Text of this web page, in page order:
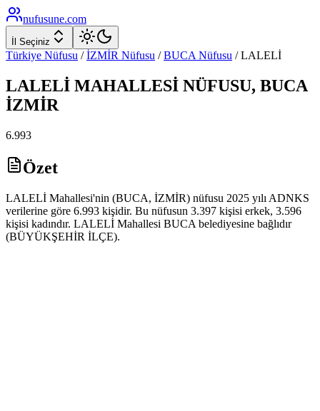
nufusune.com
İl Seçiniz
Türkiye Nüfusu / İZMİR Nüfusu / BUCA Nüfusu /LALELİ
LALELİ MAHALLESİ NÜFUSU, BUCA
İZMİR
6.993
Özet
LALELİ Mahallesi'nin (BUCA, İZMİR) nüfusu 2025 yılı ADNKS
verilerine göre 6.993 kişidir. Bu nüfusun 3.397 kişisi erkek, 3.596
kişisi kadındır. LALELİ Mahallesi BUCA belediyesine bağlıdır
(BÜYÜKŞEHİR İLÇE).